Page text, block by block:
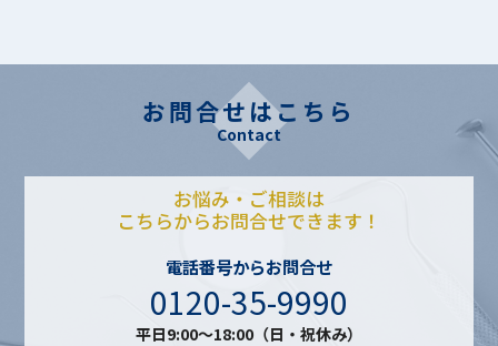
お問合せはこちら
Contact
お悩み・ご相談は
こちらからお問合せできます！
電話番号からお問合せ
0120-35-9990
平日9:00〜18:00（日・祝休み）